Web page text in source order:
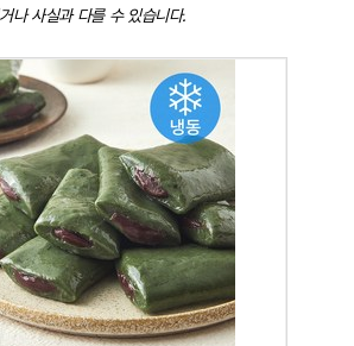
나 사실과 다를 수 있습니다.